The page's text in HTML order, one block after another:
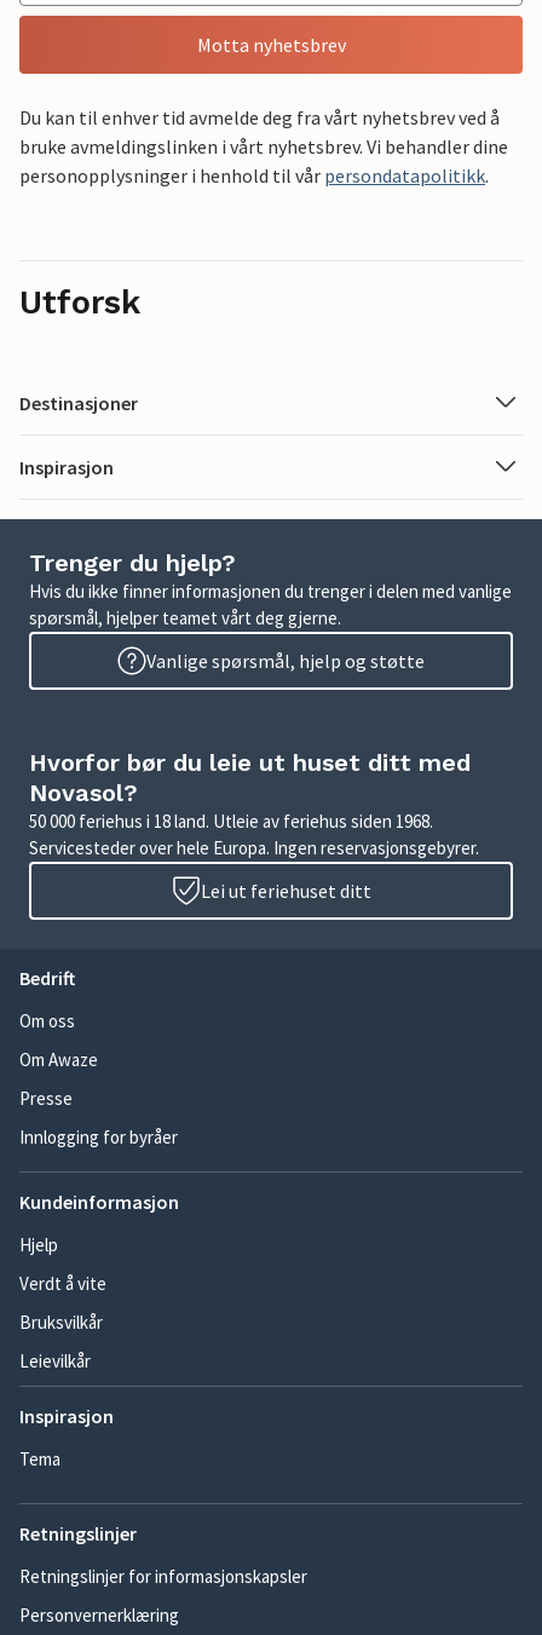
Motta nyhetsbrev
Du kan til enhver tid avmelde deg fra vårt nyhetsbrev ved å
bruke avmeldingslinken i vårt nyhetsbrev. Vi behandler dine
personopplysninger i henhold til vår persondatapolitikk.
Utforsk
Destinasjoner
Inspirasjon
Trenger du hjelp?
Hvis du ikke finner informasjonen du trenger i delen med vanlige
spørsmål, hjelper teamet vårt deg gjerne.
Vanlige spørsmål, hjelp og støtte
Hvorfor bør du leie ut huset ditt med
Novasol?
50 000 feriehus i 18 land. Utleie av feriehus siden 1968.
Servicesteder over hele Europa. Ingen reservasjonsgebyrer.
Lei ut feriehuset ditt
Bedrift
Om oss
Om Awaze
Presse
Innlogging for byråer
Kundeinformasjon
Hjelp
Verdt å vite
Bruksvilkår
Leievilkår
Inspirasjon
Tema
Retningslinjer
Retningslinjer for informasjonskapsler
Personvernerklæring